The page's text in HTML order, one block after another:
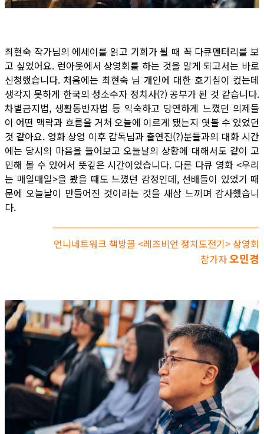
최현숙 작가님의 에세이를 읽고 기회가 될 때 꼭 다큐멘터리를 보
고 싶었어요. 런아웃에서 상영회를 하는 것을 알게 되고서는 바로
신청했습니다. 처음에는 최현숙 님 개인에 대한 호기심이 컸는데
생각지 못하게 한국의 성소수자 정치사(?) 공부가 된 것 같습니다.
차별금지법, 생활동반자법 등 익숙하고 당연하게 느꼈던 의제들
이 어떤 맥락과 흐름을 거쳐 오늘에 이르게 됐는지 엿볼 수 있었던
것 같아요. 영화 상영 이후 감독님과 출연진(?)분들과의 대화 시간
에는 당시의 마음을 들어보고 오늘날의 상황에 대해서도 같이 고
민해 볼 수 있어서 뜻깊은 시간이었습니다. 다른 다큐 영화 <우리
는 매일매일>을 봤을 때도 느꼈던 감정인데, 선배들이 있었기 때
문에 오늘날이 만들어진 것이라는 것을 새삼 느끼며 감사했습니
다.
언니네트워크 책방꼴 <레즈비언 정치도전기> 상영회
참가자오민경